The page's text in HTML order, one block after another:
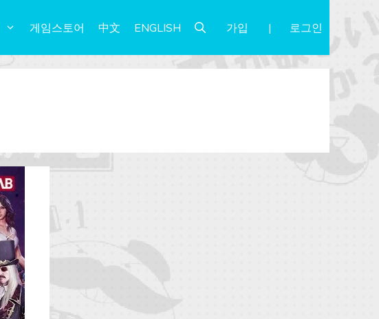
게임스토어 中文 ENGLISH 가입 로그인